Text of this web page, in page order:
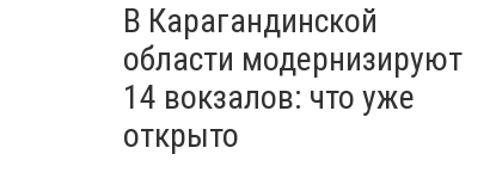
В Карагандинской
области модернизируют
14 вокзалов: что уже
открыто